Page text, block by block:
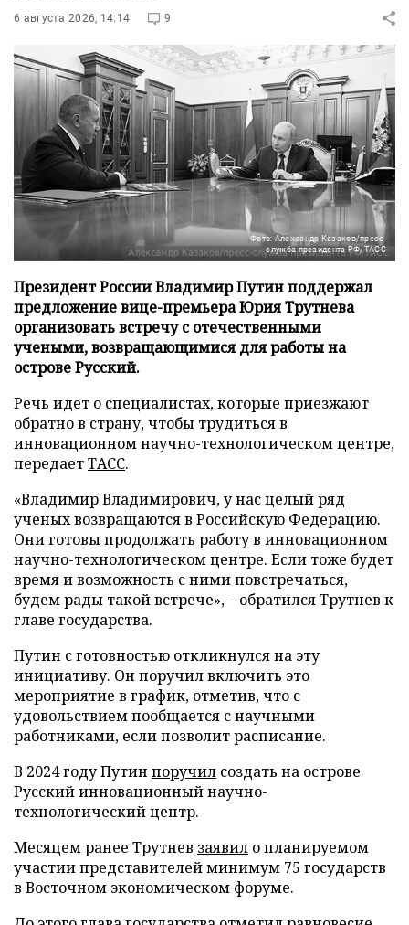
6 августа 2026, 14:14 9
Фото: Александр Казаков/пресс-
служба президента РФ/ТАСС
Президент России Владимир Путин поддержал
предложение вице-премьера Юрия Трутнева
организовать встречу с отечественными
учеными, возвращающимися для работы на
острове Русский.
Речь идет о специалистах, которые приезжают
обратно в страну, чтобы трудиться в
инновационном научно-технологическом центре,
передаетТАСС.
«Владимир Владимирович, у нас целый ряд
ученых возвращаются в Российскую Федерацию.
Они готовы продолжать работу в инновационном
научно-технологическом центре. Если тоже будет
время и возможность с ними повстречаться,
будем рады такой встрече», – обратился Трутнев к
главе государства.
Путин с готовностью откликнулся на эту
инициативу. Он поручил включить это
мероприятие в график, отметив, что с
удовольствием пообщается с научными
работниками, если позволит расписание.
В 2024 году Путин поручил создать на острове
Русский инновационный научно-
технологический центр.
Месяцем ранее Трутнев заявил о планируемом
участии представителей минимум 75 государств
в Восточном экономическом форуме.